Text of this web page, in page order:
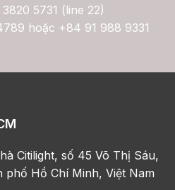
5731 (line 22)
hoặc +84 91 988 9331
Citilight, số 45 Võ Thị Sáu,
Hồ Chí Minh, Việt Nam